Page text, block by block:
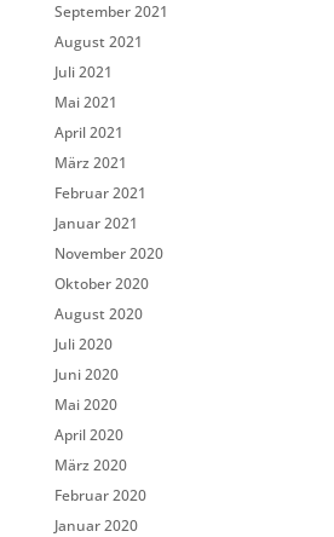
September 2021
August 2021
Juli 2021
Mai 2021
April 2021
März 2021
Februar 2021
Januar 2021
November 2020
Oktober 2020
August 2020
Juli 2020
Juni 2020
Mai 2020
April 2020
März 2020
Februar 2020
Januar 2020